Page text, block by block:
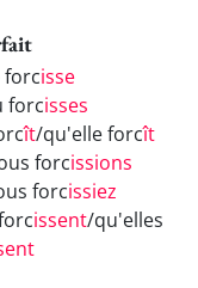
forcisse
forcisses
ît/qu'elle forcît
forcissions
forcissiez
issent/qu'elles